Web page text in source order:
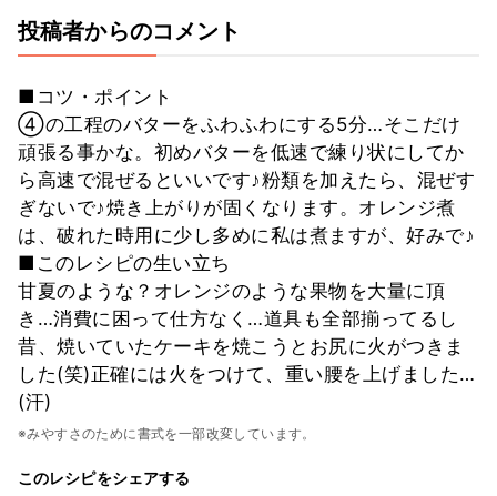
投稿者からのコメント
■コツ・ポイント
④の工程のバターをふわふわにする5分…そこだけ
頑張る事かな。初めバターを低速で練り状にしてか
ら高速で混ぜるといいです♪粉類を加えたら、混ぜす
ぎないで♪焼き上がりが固くなります。オレンジ煮
は、破れた時用に少し多めに私は煮ますが、好みで♪
■このレシピの生い立ち
甘夏のような？オレンジのような果物を大量に頂
き…消費に困って仕方なく…道具も全部揃ってるし
昔、焼いていたケーキを焼こうとお尻に火がつきま
した(笑)正確には火をつけて、重い腰を上げました…
(汗)
※みやすさのために書式を一部改変しています。
このレシピをシェアする